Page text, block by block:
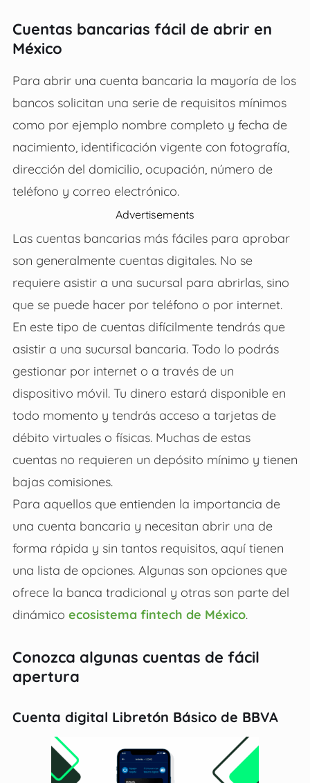
Cuentas bancarias fácil de abrir en
México
Para abrir una cuenta bancaria la mayoría de los
bancos solicitan una serie de requisitos mínimos
como por ejemplo nombre completo y fecha de
nacimiento, identificación vigente con fotografía,
dirección del domicilio, ocupación, número de
teléfono y correo electrónico.
Advertisements
Las cuentas bancarias más fáciles para aprobar
son generalmente cuentas digitales. No se
requiere asistir a una sucursal para abrirlas, sino
que se puede hacer por teléfono o por internet.
En este tipo de cuentas difícilmente tendrás que
asistir a una sucursal bancaria. Todo lo podrás
gestionar por internet o a través de un
dispositivo móvil. Tu dinero estará disponible en
todo momento y tendrás acceso a tarjetas de
débito virtuales o físicas. Muchas de estas
cuentas no requieren un depósito mínimo y tienen
bajas comisiones.
Para aquellos que entienden la importancia de
una cuenta bancaria y necesitan abrir una de
forma rápida y sin tantos requisitos, aquí tienen
una lista de opciones. Algunas son opciones que
ofrece la banca tradicional y otras son parte del
dinámico ecosistema fintech de México.
Conozca algunas cuentas de fácil
apertura
Cuenta digital Libretón Básico de BBVA